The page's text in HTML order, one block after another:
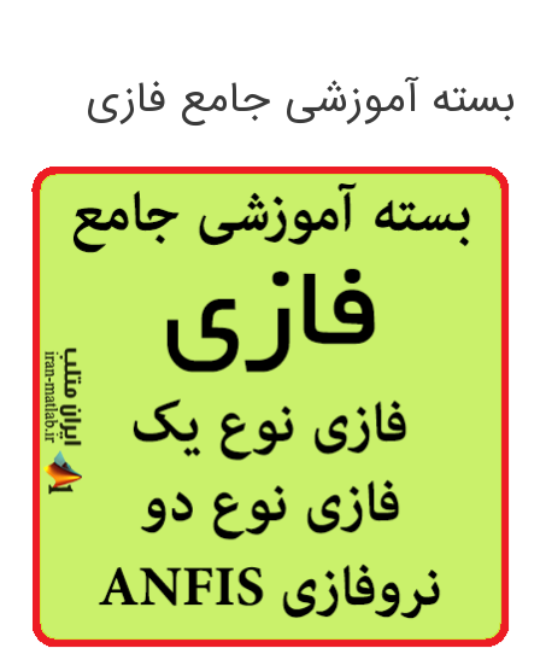
بسته آموزشی جامع فازی